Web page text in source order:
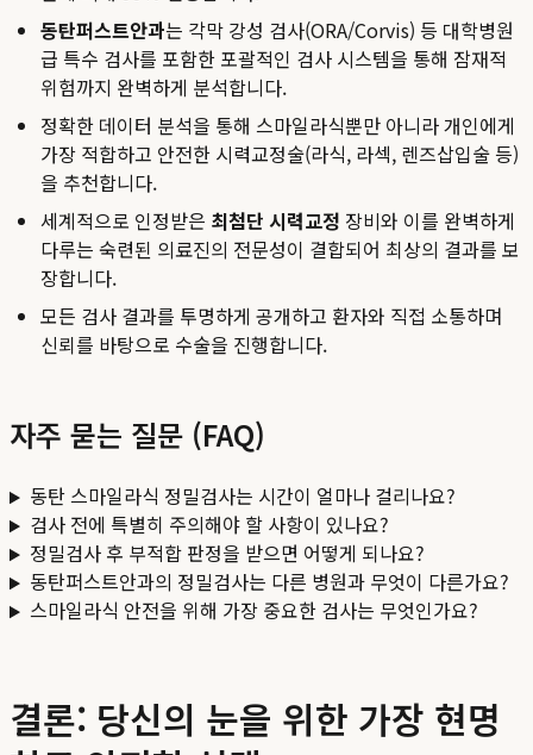
동탄퍼스트안과는 각막 강성 검사(ORA/Corvis) 등 대학병원
급 특수 검사를 포함한 포괄적인 검사 시스템을 통해 잠재적
위험까지 완벽하게 분석합니다.
정확한 데이터 분석을 통해 스마일라식뿐만 아니라 개인에게
가장 적합하고 안전한 시력교정술(라식, 라섹, 렌즈삽입술 등)
을 추천합니다.
세계적으로 인정받은 최첨단 시력교정 장비와 이를 완벽하게
다루는 숙련된 의료진의 전문성이 결합되어 최상의 결과를 보
장합니다.
모든 검사 결과를 투명하게 공개하고 환자와 직접 소통하며
신뢰를 바탕으로 수술을 진행합니다.
자주 묻는 질문 (FAQ)
동탄 스마일라식 정밀검사는 시간이 얼마나 걸리나요?
검사 전에 특별히 주의해야 할 사항이 있나요?
정밀검사 후 부적합 판정을 받으면 어떻게 되나요?
동탄퍼스트안과의 정밀검사는 다른 병원과 무엇이 다른가요?
스마일라식 안전을 위해 가장 중요한 검사는 무엇인가요?
결론: 당신의 눈을 위한 가장 현명